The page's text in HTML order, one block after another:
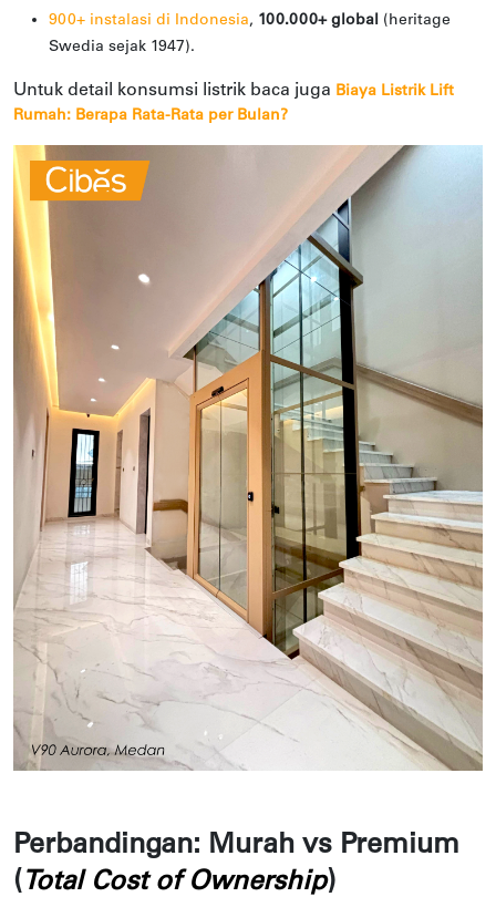
900+ instalasi di Indonesia, 100.000+ global
(heritage
Swedia sejak 1947).
Untuk detail konsumsi listrik baca juga
Biaya Listrik Lift
Rumah: Berapa Rata-Rata per Bulan?
Perbandingan: Murah vs Premium
( Total Cost of Ownership)